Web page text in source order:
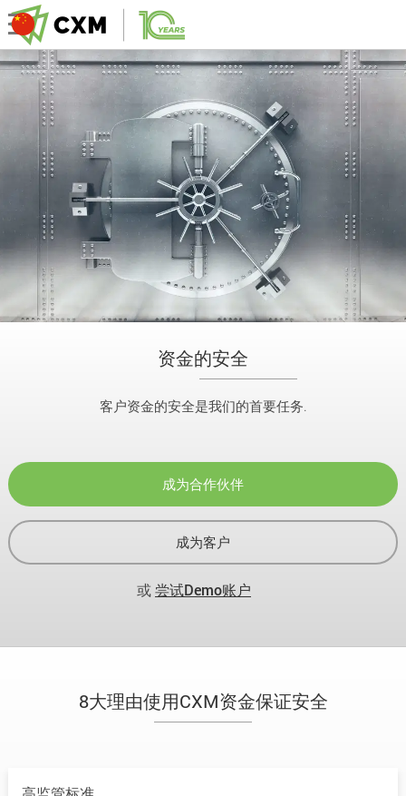
资金的安全
客户资金的安全是我们的首要任务.
成为合作伙伴
成为客户
或尝试Demo账户
8大理由使用CXM资金保证安全